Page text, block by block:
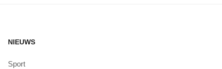
NIEUWS
Sport